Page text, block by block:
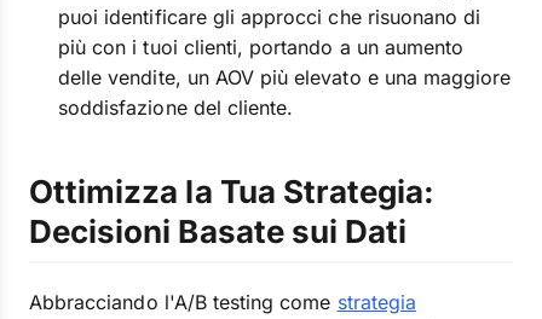
puoi identificare gli approcci che risuonano di
più con i tuoi clienti, portando a un aumento
delle vendite, un AOV più elevato e una maggiore
soddisfazione del cliente.
Ottimizza la Tua Strategia:
Decisioni Basate sui Dati
Abbracciando l'A/B testing come strategia